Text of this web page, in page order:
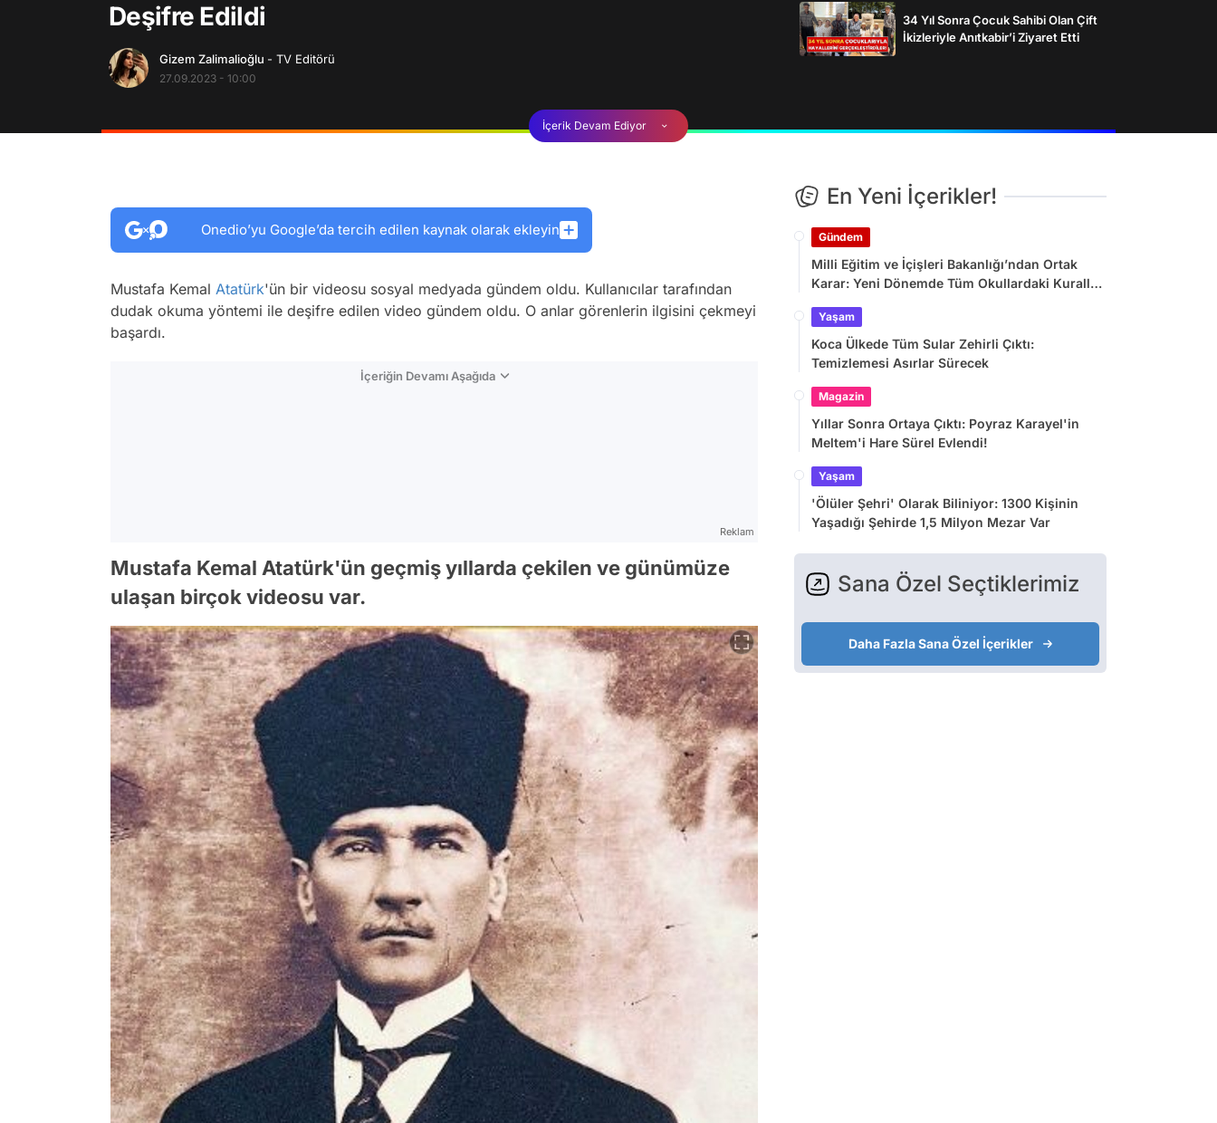
Deşifre Edildi
Gizem Zalimalioğlu - TV Editörü
27.09.2023 - 10:00
34 Yıl Sonra Çocuk Sahibi Olan Çift
İkizleriyle Anıtkabir’i Ziyaret Etti
İçerik Devam Ediyor
Onedio’yu Google’da tercih edilen kaynak olarak ekleyin
Mustafa Kemal Atatürk'ün bir videosu sosyal medyada gündem oldu. Kullanıcılar tarafından
dudak okuma yöntemi ile deşifre edilen video gündem oldu. O anlar görenlerin ilgisini çekmeyi
başardı.
İçeriğin Devamı Aşağıda
Reklam
Mustafa Kemal Atatürk'ün geçmiş yıllarda çekilen ve günümüze
ulaşan birçok videosu var.
En Yeni İçerikler!
Gündem
Milli Eğitim ve İçişleri Bakanlığı’ndan Ortak
Karar: Yeni Dönemde Tüm Okullardaki Kurallar
Yaşam
Koca Ülkede Tüm Sular Zehirli Çıktı:
Temizlemesi Asırlar Sürecek
Magazin
Yıllar Sonra Ortaya Çıktı: Poyraz Karayel'in
Meltem'i Hare Sürel Evlendi!
Yaşam
'Ölüler Şehri' Olarak Biliniyor: 1300 Kişinin
Yaşadığı Şehirde 1,5 Milyon Mezar Var
Sana Özel Seçtiklerimiz
Daha Fazla Sana Özel İçerikler